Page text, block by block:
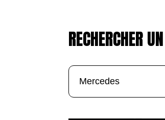
RECHERCHER